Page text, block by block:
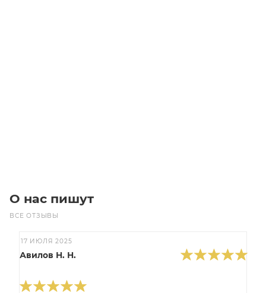
О нас пишут
ВСЕ ОТЗЫВЫ
17 ИЮЛЯ 2025
Авилов Н. Н.